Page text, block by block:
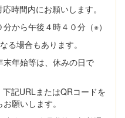
ながってい
に残りまし
は」と考え
る先がどこか
んでいくこ
演では、
支援につい
学教授 小玉
時間内にお願いします。
から午後４時４０分（※）
る場合もあります。
年始等は、休みの日で
記URLまたはQRコードを
願いします。